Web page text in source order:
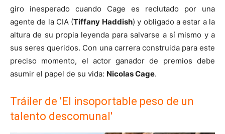
giro inesperado cuando Cage es reclutado por una
agente de la CIA (Tiffany Haddish) y obligado a estar a la
altura de su propia leyenda para salvarse a sí mismo y a
sus seres queridos. Con una carrera construida para este
preciso momento, el actor ganador de premios debe
asumir el papel de su vida: Nicolas Cage.
Tráiler de 'El insoportable peso de un
talento descomunal'